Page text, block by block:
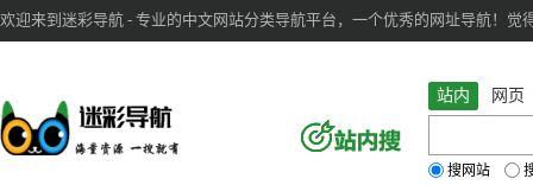
欢迎来到迷彩导航 - 专业的中文网站分类导航平台，一个优秀的网址导航！觉
站内 网页
搜网站